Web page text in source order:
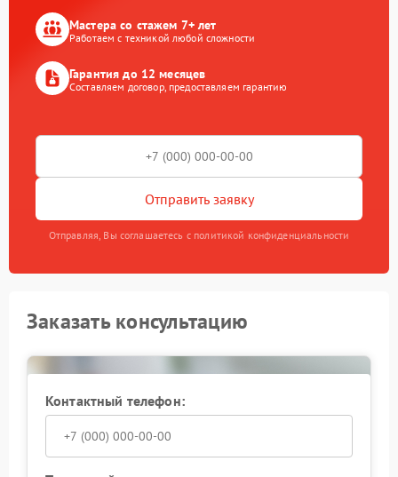
Мастера со стажем 7+ лет
Работаем с техникой любой сложности
Гарантия до 12 месяцев
Составляем договор, предоставляем гарантию
Отправить заявку
Отправляя, Вы соглашаетесь с политикой конфиденциальности
Заказать консультацию
Контактный телефон: